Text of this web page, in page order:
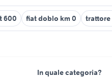
600 fiat doblo km 0 trattore
In quale categoria?